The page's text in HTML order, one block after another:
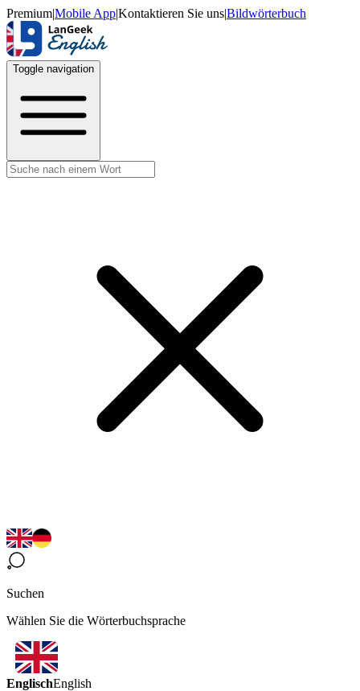
Premium|Mobile App|Kontaktieren Sie uns|Bildwörterbuch
Toggle navigation
Suchen
Wählen Sie die Wörterbuchsprache
EnglischEnglish